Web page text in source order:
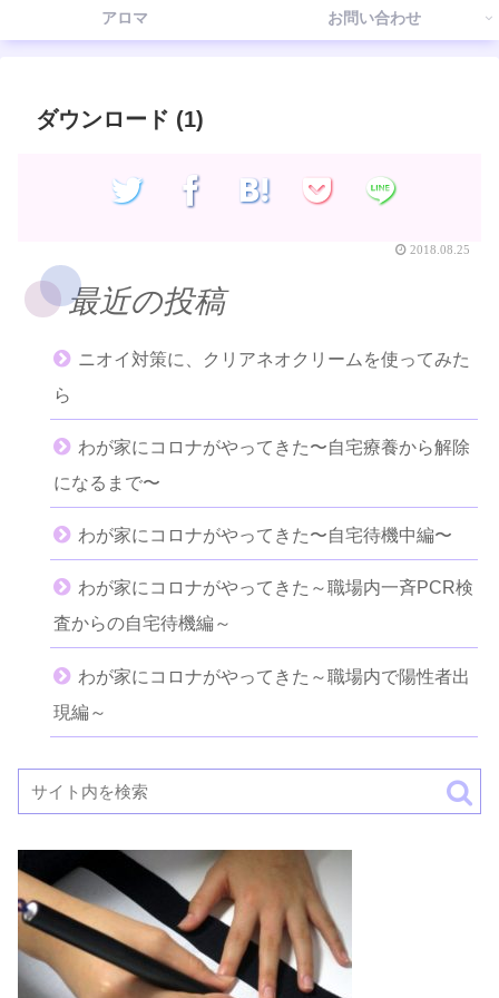
アロマ お問い合わせ
ダウンロード (1)
2018.08.25
最近の投稿
ニオイ対策に、クリアネオクリームを使ってみた
ら
わが家にコロナがやってきた〜自宅療養から解除
になるまで〜
わが家にコロナがやってきた〜自宅待機中編〜
わが家にコロナがやってきた～職場内一斉PCR検
査からの自宅待機編～
わが家にコロナがやってきた～職場内で陽性者出
現編～